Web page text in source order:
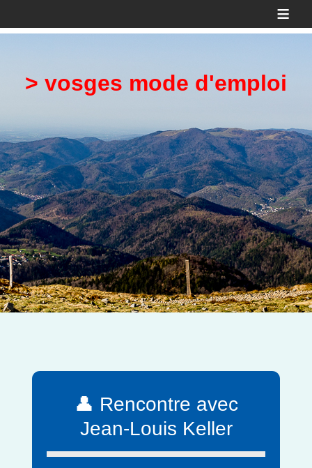
≡
> vosges mode d'emploi
👤 Rencontre avec
Jean-Louis Keller